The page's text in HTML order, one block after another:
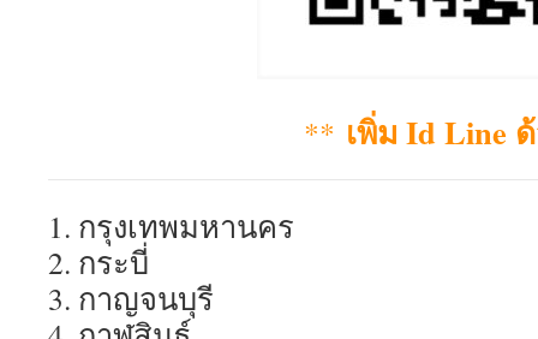
** เพิ่ม Id Line
1. กรุงเทพมหานคร
2. กระบี่
3. กาญจนบุรี